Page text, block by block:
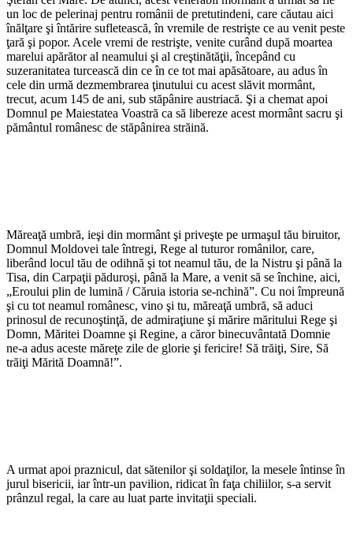
un loc de pelerinaj pentru românii de pretutindeni, care căutau aici
înălţare şi întărire sufletească, în vremile de restrişte ce au venit peste
ţară şi popor. Acele vremi de restrişte, venite curând după moartea
marelui apărător al neamului şi al creştinătăţii, începând cu
suzeranitatea turcească din ce în ce tot mai apăsătoare, au adus în
cele din urmă dezmembrarea ţinutului cu acest slăvit mormânt,
trecut, acum 145 de ani, sub stăpânire austriacă. Şi a chemat apoi
Domnul pe Maiestatea Voastră ca să libereze acest mormânt sacru şi
pământul românesc de stăpânirea străină.
Măreaţă umbră, ieşi din mormânt şi priveşte pe urmaşul tău biruitor,
Domnul Moldovei tale întregi, Rege al tuturor românilor, care,
liberând locul tău de odihnă şi tot neamul tău, de la Nistru şi până la
Tisa, din Carpaţii păduroşi, până la Mare, a venit să se închine, aici,
„Eroului plin de lumină / Căruia istoria se-nchină”. Cu noi împreună
şi cu tot neamul românesc, vino şi tu, măreaţă umbră, să aduci
prinosul de recunoştinţă, de admiraţiune şi mărire măritului Rege şi
Domn, Măritei Doamne şi Regine, a căror binecuvântată Domnie
ne-a adus aceste măreţe zile de glorie şi fericire! Să trăiţi, Sire, Să
trăiţi Mărită Doamnă!”.
A urmat apoi praznicul, dat sătenilor şi soldaţilor, la mesele întinse în
jurul bisericii, iar într-un pavilion, ridicat în faţa chiliilor, s-a servit
prânzul regal, la care au luat parte invitaţii speciali.